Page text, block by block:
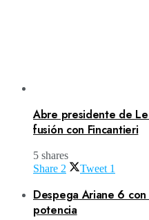
Abre presidente de
fusión con Fincantieri
5 shares
Share 2 Tweet 1
Despega Ariane 6
potencia